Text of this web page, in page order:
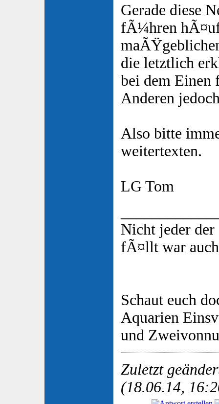
Gerade diese
fÃ¼hren
die letztlich
bei dem Einen
Anderen
Also bitte
weitertexten.
LG Tom
Nicht jeder der
fÃ¤llt war
Schaut euch
Aquarien
und
Zuletzt
(18.06.14,